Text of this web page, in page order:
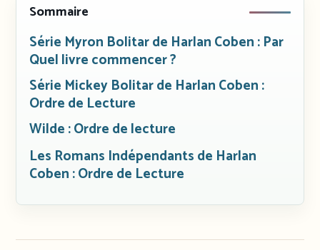
Sommaire
Série Myron Bolitar de Harlan Coben : Par
Quel livre commencer ?
Série Mickey Bolitar de Harlan Coben :
Ordre de Lecture
Wilde : Ordre de lecture
Les Romans Indépendants de Harlan
Coben : Ordre de Lecture